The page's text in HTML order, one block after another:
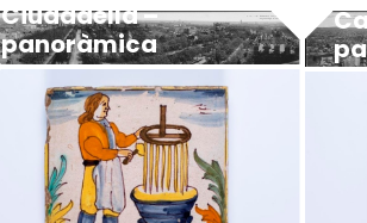
Ciudadella –
panoràmica